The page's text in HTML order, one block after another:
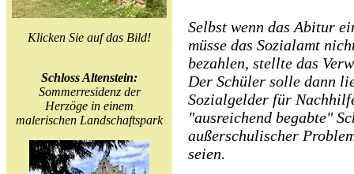
Klicken Sie auf das Bild!
Schloss Altenstein:
Sommerresidenz der
Herzöge in einem
malerischen Landschaftspark
Selbst wenn das Abitur
müsse das Sozialamt
bezahlen, stellte das
Der Schüler solle dann
Sozialgelder für
"ausreichend begabte"
außerschulischer
seien.